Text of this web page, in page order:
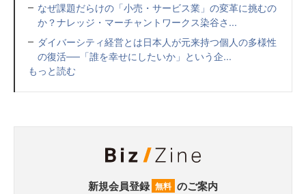
なぜ課題だらけの「小売・サービス業」の変革に挑むの
か？ナレッジ・マーチャントワークス染谷さ...
ダイバーシティ経営とは日本人が元来持つ個人の多様性
の復活──「誰を幸せにしたいか」という企...
もっと読む
新規会員登録 無料 のご案内